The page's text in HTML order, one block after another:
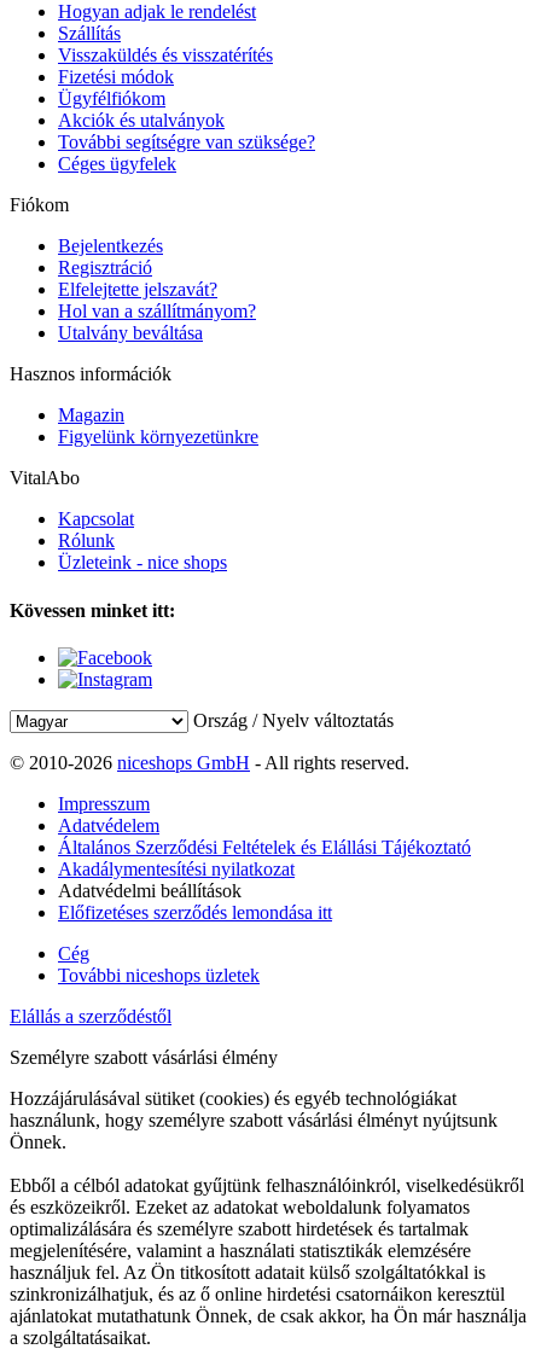
Hogyan adjak le rendelést
Szállítás
Visszaküldés és visszatérítés
Fizetési módok
Ügyfélfiókom
Akciók és utalványok
További segítségre van szüksége?
Céges ügyfelek
Fiókom
Bejelentkezés
Regisztráció
Elfelejtette jelszavát?
Hol van a szállítmányom?
Utalvány beváltása
Hasznos információk
Magazin
Figyelünk környezetünkre
VitalAbo
Kapcsolat
Rólunk
Üzleteink - nice shops
Kövessen minket itt:
Ország / Nyelv változtatás
© 2010-2026 niceshops GmbH - All rights reserved.
Impresszum
Adatvédelem
Általános Szerződési Feltételek és Elállási Tájékoztató
Akadálymentesítési nyilatkozat
Adatvédelmi beállítások
Előfizetéses szerződés lemondása itt
Cég
További niceshops üzletek
Elállás a szerződéstől
Személyre szabott vásárlási élmény
Hozzájárulásával sütiket (cookies) és egyéb technológiákat
használunk, hogy személyre szabott vásárlási élményt nyújtsunk
Önnek.
Ebből a célból adatokat gyűjtünk felhasználóinkról, viselkedésükről
és eszközeikről. Ezeket az adatokat weboldalunk folyamatos
optimalizálására és személyre szabott hirdetések és tartalmak
megjelenítésére, valamint a használati statisztikák elemzésére
használjuk fel. Az Ön titkosított adatait külső szolgáltatókkal is
szinkronizálhatjuk, és az ő online hirdetési csatornáikon keresztül
ajánlatokat mutathatunk Önnek, de csak akkor, ha Ön már használja
a szolgáltatásaikat.